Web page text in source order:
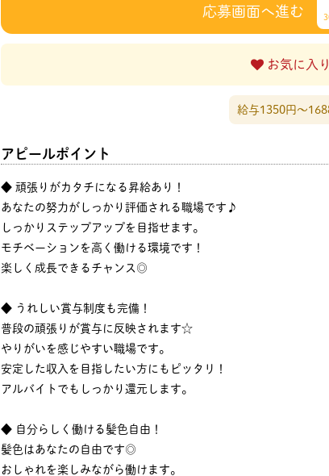
応募画面へ進む
お気に入り
給与1350円〜
アピールポイント
◆ 頑張りがカタチになる昇給あり！
あなたの努力がしっかり評価される職場です♪
しっかりステップアップを目指せます。
モチベーションを高く働ける環境です！
楽しく成長できるチャンス◎
◆ うれしい賞与制度も完備！
普段の頑張りが賞与に反映されます☆
やりがいを感じやすい職場です。
安定した収入を目指したい方にもピッタリ！
アルバイトでもしっかり還元します。
◆ 自分らしく働ける髪色自由！
髪色はあなたの自由です◎
おしゃれを楽しみながら働けます。